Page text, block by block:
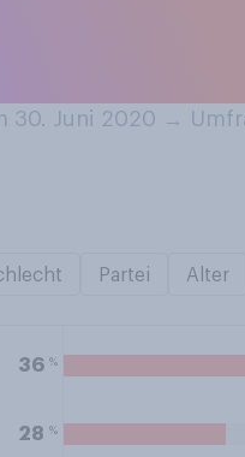
30. Juni 2020 →
Partei Alter
36 %
28 %